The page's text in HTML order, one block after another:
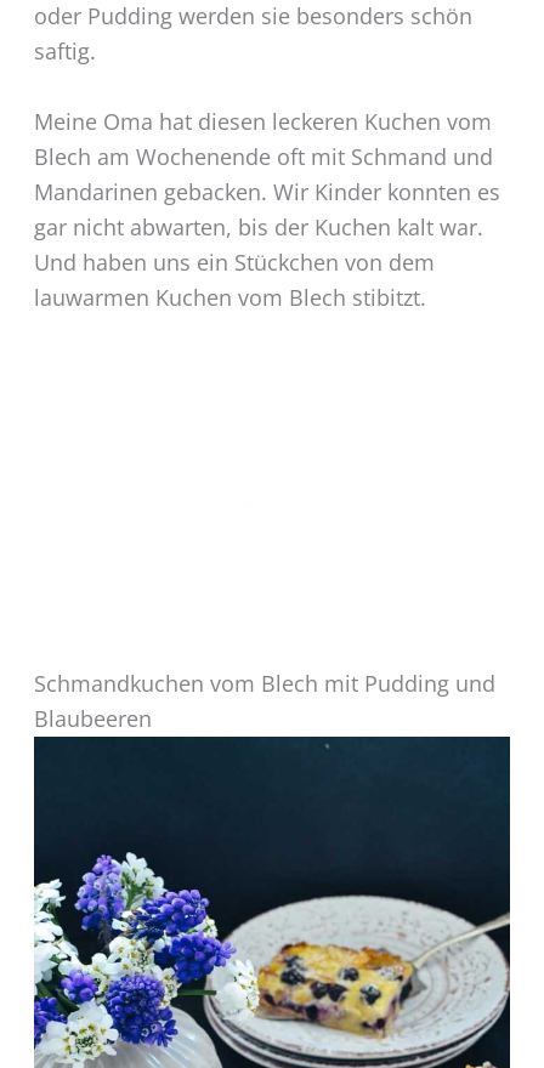
oder Pudding werden sie besonders schön
saftig.
Meine Oma hat diesen leckeren Kuchen vom
Blech am Wochenende oft mit Schmand und
Mandarinen gebacken. Wir Kinder konnten es
gar nicht abwarten, bis der Kuchen kalt war.
Und haben uns ein Stückchen von dem
lauwarmen Kuchen vom Blech stibitzt.
Schmandkuchen vom Blech mit Pudding und
Blaubeeren